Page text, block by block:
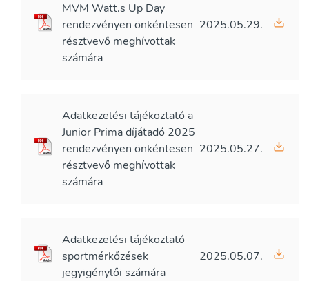
MVM Watt.s Up Day
rendezvényen önkéntesen
résztvevő meghívottak
számára
2025.05.29.
Adatkezelési tájékoztató a
Junior Prima díjátadó 2025
rendezvényen önkéntesen
résztvevő meghívottak
számára
2025.05.27.
Adatkezelési tájékoztató
sportmérkőzések
jegyigénylői számára
2025.05.07.